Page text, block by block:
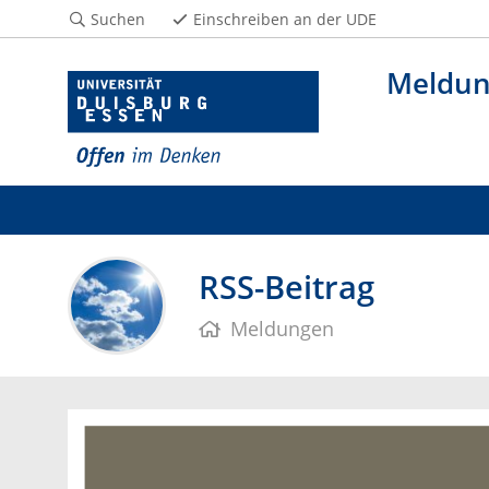
Suchen Einschreiben an der UDE
RSS-Beitrag
Meldungen